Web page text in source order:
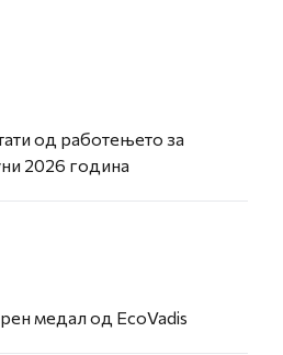
од работењето за
2026 година
медал од EcoVadis